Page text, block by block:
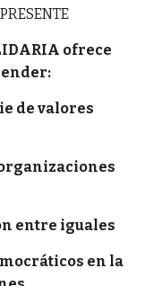
ofrece
de valores
entre iguales
en la